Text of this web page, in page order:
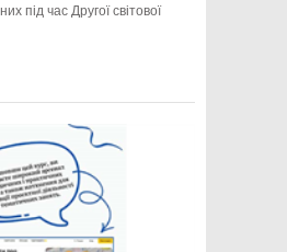
під час Другої світової